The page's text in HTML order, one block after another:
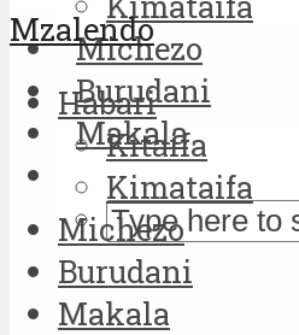
Michezo
Burudani
Makala
Mzalendo
Habari
Kitaifa
Kimataifa
Michezo
Burudani
Makala